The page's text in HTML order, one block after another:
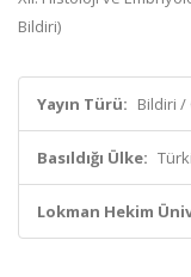
Bildiri)
Yayın Türü: Bildiri /
Basıldığı Ülke:
Lokman Hekim